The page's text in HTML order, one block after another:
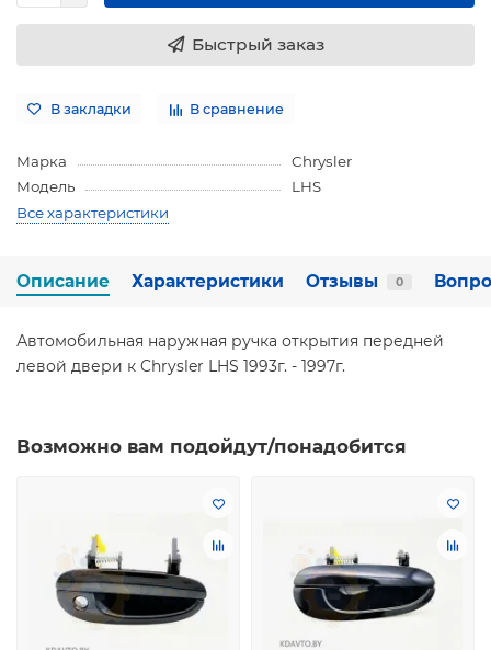
Быстрый заказ
В закладки В сравнение
Марка
Chrysler
Модель
LHS
Все характеристики
Описание Характеристики Отзывы 0
Автомобильная наружная ручка открытия передней
левой двери к Chrysler LHS 1993г. - 1997г.
Возможно вам подойдут/понадобится